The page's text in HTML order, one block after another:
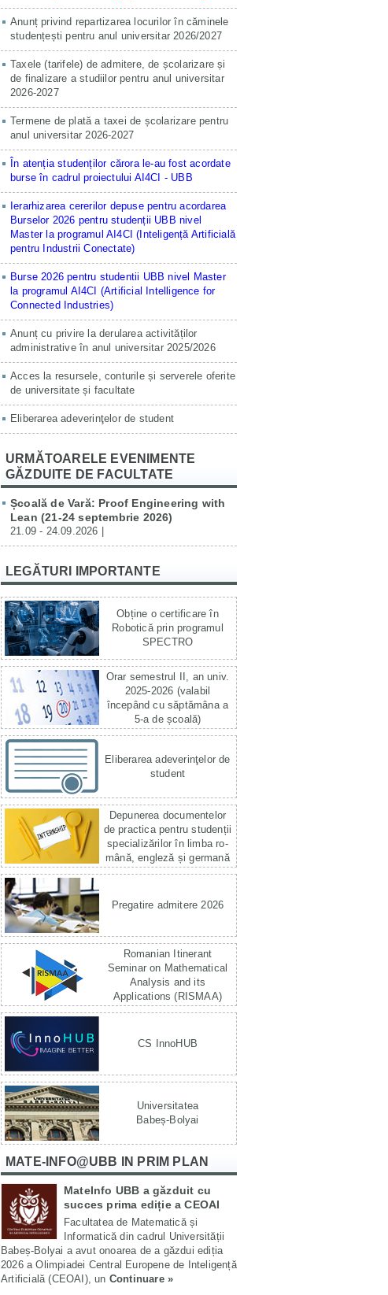
Anunț privind repartizarea locurilor în căminele
studențești pentru anul universitar 2026/2027
Taxele (tarifele) de admitere, de școlarizare și
de finalizare a studiilor pentru anul universitar
2026-2027
Termene de plată a taxei de școlarizare pentru
anul universitar 2026-2027
În atenția studenților cărora le-au fost acordate
burse în cadrul proiectului AI4CI - UBB
Ierarhizarea cererilor depuse pentru acordarea
Burselor 2026 pentru studenții UBB nivel
Master la programul AI4CI (Inteligență Artificială
pentru Industrii Conectate)
Burse 2026 pentru studentii UBB nivel Master
la programul AI4CI (Artificial Intelligence for
Connected Industries)
Anunț cu privire la derularea activităților
administrative în anul universitar 2025/2026
Acces la resursele, conturile și serverele oferite
de universitate și facultate
Eliberarea adeverinţelor de student
URMĂTOARELE EVENIMENTE
GĂZDUITE DE FACULTATE
Școală de Vară: Proof Engineering with
Lean (21-24 septembrie 2026)
21.09 - 24.09.2026 |
LEGĂTURI IMPORTANTE
Obține o certificare în
Robotică prin programul
SPECTRO
Orar semestrul II, an univ.
2025-2026 (valabil
începând cu săptămâna a
5-a de școală)
Eliberarea adeverinţelor de
student
Depunerea documentelor
de practica pentru studenții
specializărilor în limba ro­
mână, engleză și germană
Pregatire admitere 2026
Romanian Itinerant
Seminar on Mathematical
Analysis and its
Applications (RISMAA)
CS InnoHUB
Universitatea
Babeș-Bolyai
MATE-INFO@UBB IN PRIM PLAN
MateInfo UBB a găzduit cu
succes prima ediție a CEOAI
Facultatea de Matematică și
Informatică din cadrul Universității
Babeș-Bolyai a avut onoarea de a găzdui ediția
2026 a Olimpiadei Central Europene de Inteligență
Artificială (CEOAI), un Continuare »